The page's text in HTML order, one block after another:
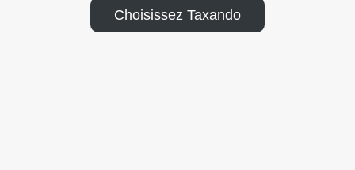
Choisissez Taxando